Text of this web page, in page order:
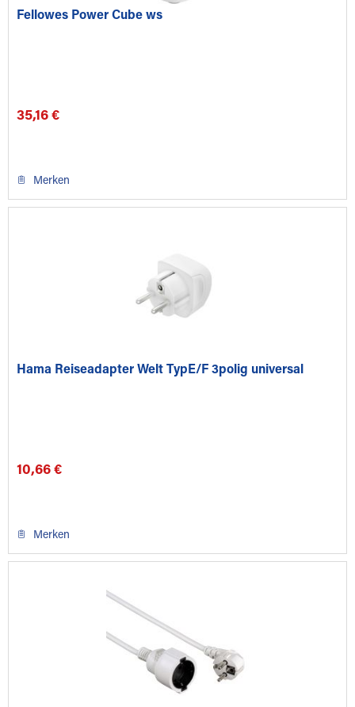
Fellowes Power Cube ws
35,16 €
Merken
Hama Reiseadapter Welt TypE/F 3polig universal
10,66 €
Merken